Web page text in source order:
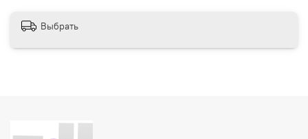
Выбрать